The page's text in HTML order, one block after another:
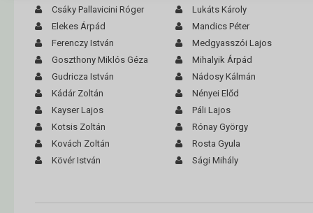
Csáky Pallavicini Róger
Elekes Árpád
Ferenczy István
Goszthony Miklós Géza
Gudricza István
Kádár Zoltán
Kayser Lajos
Kotsis Zoltán
Kovách Zoltán
Kövér István
Lukáts Károly
Mandics Péter
Medgyasszói Lajos
Mihalyik Árpád
Nádosy Kálmán
Nényei Előd
Páli Lajos
Rónay György
Rosta Gyula
Sági Mihály